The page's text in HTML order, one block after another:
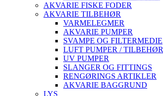
AKVARIE FISKE FODER
AKVARIE TILBEHØR
VARMELEGMER
AKVARIE PUMPER
SVAMPE OG FILTERMEDIE
LUFT PUMPER / TILBEHØR
UV PUMPER
SLANGER OG FITTINGS
RENGØRINGS ARTIKLER
AKVARIE BAGGRUND
LYS